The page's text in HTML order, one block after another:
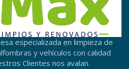
especializada en limpieza de
y vehículos con calidad
Clientes nos avalan.